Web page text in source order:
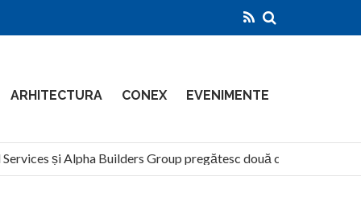
ARHITECTURA CONEX EVENIMENTE
și Alpha Builders Group pregătesc două clădiri de 14